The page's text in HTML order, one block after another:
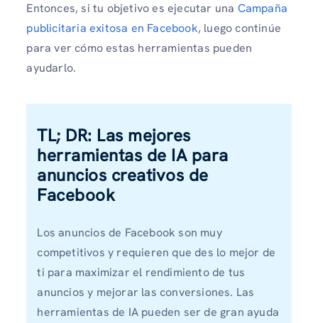
Entonces, si tu objetivo es ejecutar una Campaña
publicitaria exitosa en Facebook, luego continúe
para ver cómo estas herramientas pueden
ayudarlo.
TL; DR: Las mejores
herramientas de IA para
anuncios creativos de
Facebook
Los anuncios de Facebook son muy
competitivos y requieren que des lo mejor de
ti para maximizar el rendimiento de tus
anuncios y mejorar las conversiones. Las
herramientas de IA pueden ser de gran ayuda